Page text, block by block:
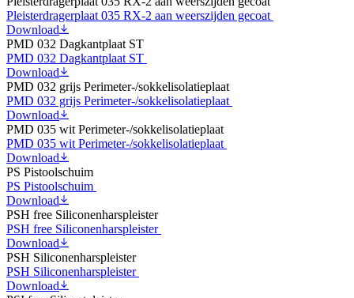
Pleisterdragerplaat 035 RX-2 aan weerszijden gecoat
Download
PMD 032 Dagkantplaat ST
PMD 032 Dagkantplaat ST
Download
PMD 032 grijs Perimeter-/sokkelisolatieplaat
PMD 032 grijs Perimeter-/sokkelisolatieplaat
Download
PMD 035 wit Perimeter-/sokkelisolatieplaat
PMD 035 wit Perimeter-/sokkelisolatieplaat
Download
PS Pistoolschuim
PS Pistoolschuim
Download
PSH free Siliconenharspleister
PSH free Siliconenharspleister
Download
PSH Siliconenharspleister
PSH Siliconenharspleister
Download